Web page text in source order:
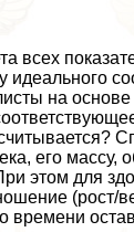
всех
идеального
на основе
его массу,
этом для
(рост/
времени